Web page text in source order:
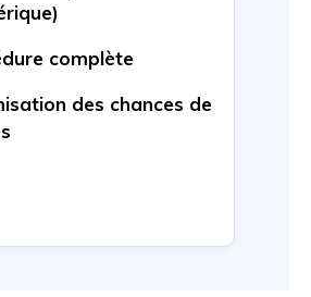
complète
des chances de